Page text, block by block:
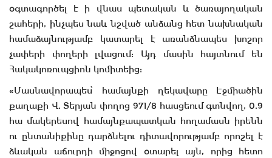
օգտագործել է ի վնաս պետական և ծառայողական
շահերի, ինչպես նաև նշված անձանց հետ նախնական
համաձայնությամբ կատարել է առանձնապես խոշոր
չափերի փողերի լվացում: Այդ մասին հայտնում են
Հակակոռուպցիոն կոմիտեից:
«Մասնավորապես՝ համայնքի ղեկավարը Էջմիածին
քաղաքի Վ. Տերյան փողոց 971/8 հասցեում գտնվող, 0.9
հա մակերեսով համայնքապատկան հողամասն իրենն
ու ընտանիքինը դարձնելու դիտավորությամբ որոշել է
ձևական աճուրդի միջոցով օտարել այն, որից հետո